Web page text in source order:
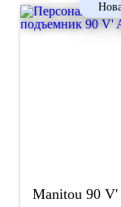
Manitou 90